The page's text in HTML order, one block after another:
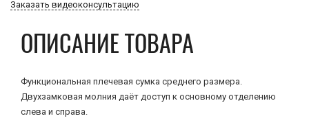
Заказать видеоконсультацию
ОПИСАНИЕ ТОВАРА
Функциональная плечевая сумка среднего размера.
Двухзамковая молния даёт доступ к основному отделению
слева и справа.